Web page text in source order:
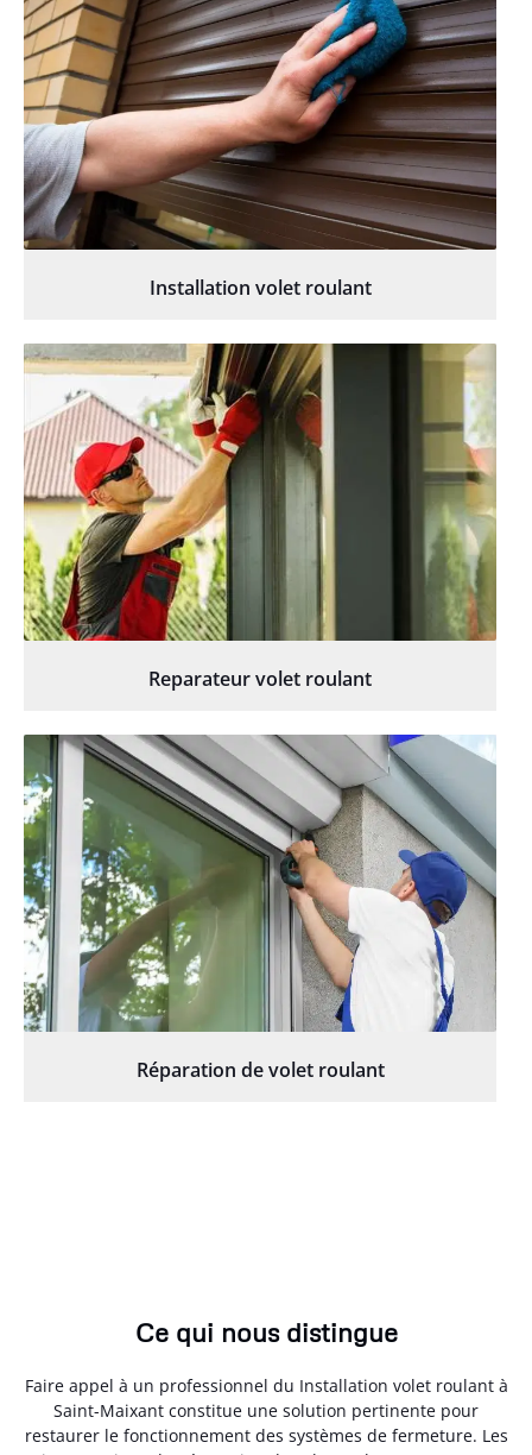
Installation volet roulant
Reparateur volet roulant
Réparation de volet roulant
Ce qui nous distingue
Faire appel à un professionnel du Installation volet roulant à
Saint-Maixant constitue une solution pertinente pour
restaurer le fonctionnement des systèmes de fermeture. Les